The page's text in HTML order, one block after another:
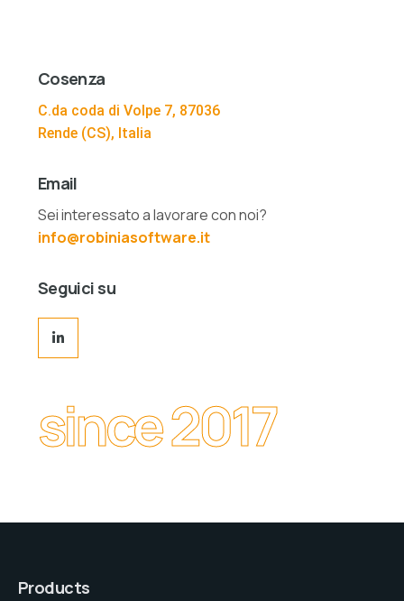
Cosenza
C.da coda di Volpe 7, 87036
Rende (CS), Italia
Email
Sei interessato a lavorare con noi?
info@robiniasoftware.it
Seguici su
since 2017
Products